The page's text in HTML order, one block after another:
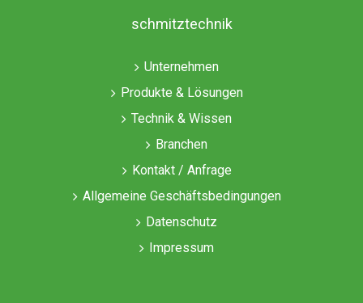
schmitztechnik
Unternehmen
Produkte & Lösungen
Technik & Wissen
Branchen
Kontakt / Anfrage
Allgemeine Geschäftsbedingungen
Datenschutz
Impressum